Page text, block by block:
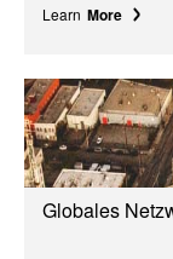
Learn More
Globales